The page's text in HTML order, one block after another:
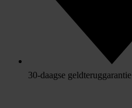
30-daagse geldteruggarantie